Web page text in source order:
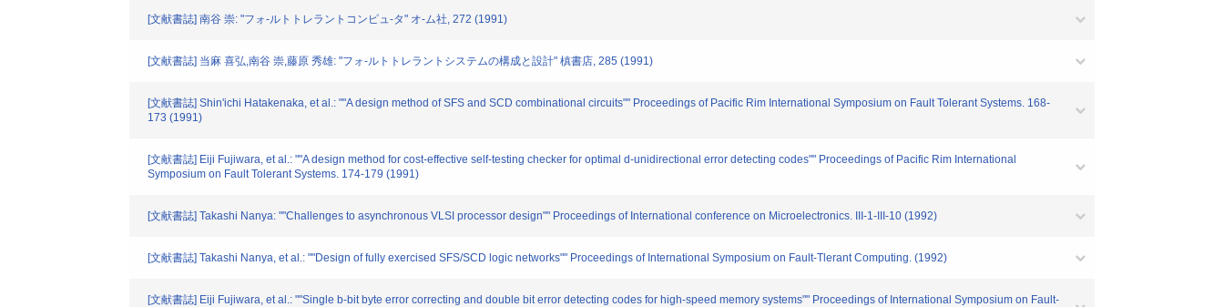
[文献書誌] 南谷 崇: "フォ-ルトトレラントコンピュ-タ" オ-ム社, 272 (1991)
[文献書誌] 当麻 喜弘,南谷 崇,藤原 秀雄: "フォ-ルトトレラントシステムの構成と設計" 槙書店, 285 (1991)
[文献書誌] Shin'ichi Hatakenaka, et al.: ""A design method of SFS and SCD combinational circuits"" Proceedings of Pacific Rim International Symposium on Fault Tolerant Systems. 168-
173 (1991)
[文献書誌] Eiji Fujiwara, et al.: ""A design method for cost-effective self-testing checker for optimal d-unidirectional error detecting codes"" Proceedings of Pacific Rim International
Symposium on Fault Tolerant Systems. 174-179 (1991)
[文献書誌] Takashi Nanya: ""Challenges to asynchronous VLSI processor design"" Proceedings of International conference on Microelectronics. III-1-III-10 (1992)
[文献書誌] Takashi Nanya, et al.: ""Design of fully exercised SFS/SCD logic networks"" Proceedings of International Symposium on Fault-Tlerant Computing. (1992)
[文献書誌] Eiji Fujiwara, et al.: ""Single b-bit byte error correcting and double bit error detecting codes for high-speed memory systems"" Proceedings of International Symposium on Fault-